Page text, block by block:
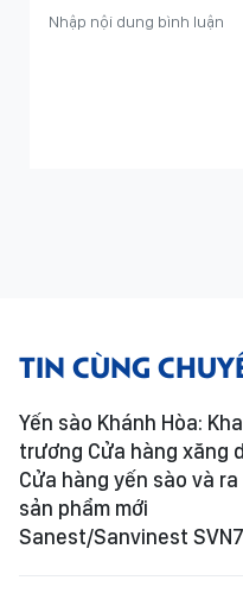
TIN CÙNG
Yến sào Khánh Hòa:
trương Cửa hàng xăng
Cửa hàng yến sào và
sản phẩm mới
Sanest/Sanvinest